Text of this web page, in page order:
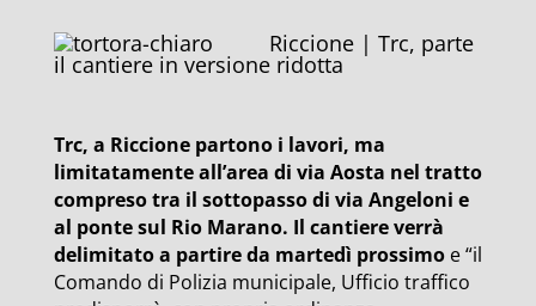
Riccione | Trc, parte
il cantiere in versione ridotta
Trc, a Riccione partono i lavori, ma
limitatamente all’area di via Aosta nel tratto
compreso tra il sottopasso di via Angeloni e
al ponte sul Rio Marano. Il cantiere verrà
delimitato a partire da martedì prossimo e “il
Comando di Polizia municipale, Ufficio traffico